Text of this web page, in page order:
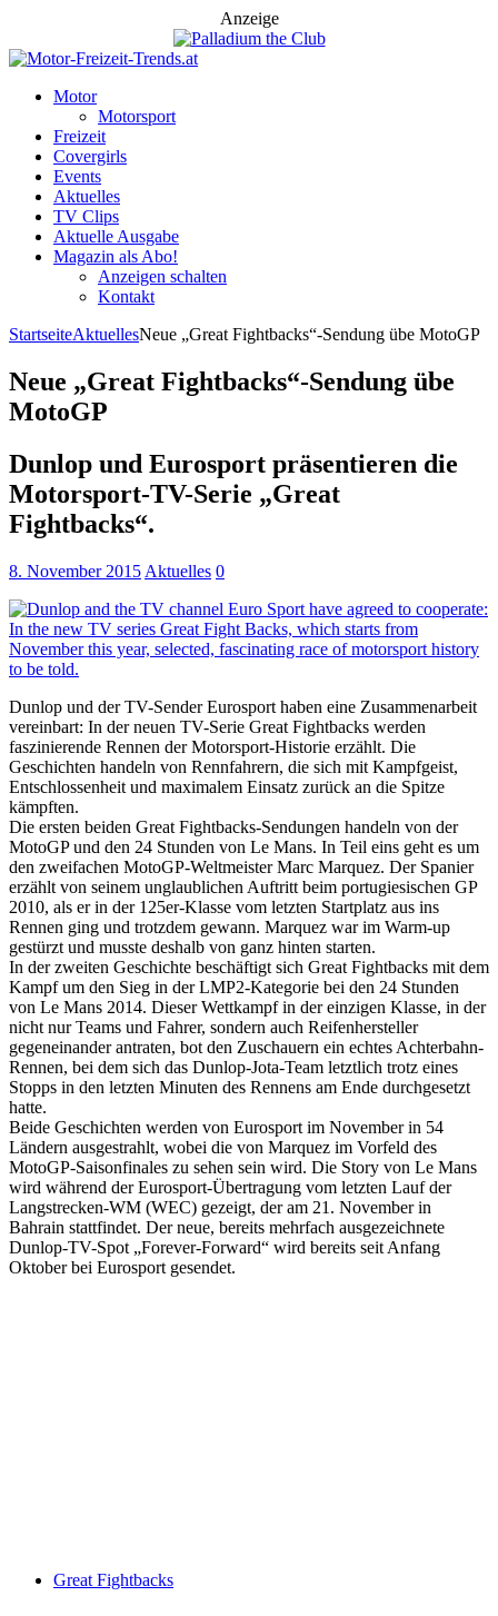
Anzeige
Motor
Motorsport
Freizeit
Covergirls
Events
Aktuelles
TV Clips
Aktuelle Ausgabe
Magazin als Abo!
Anzeigen schalten
Kontakt
StartseiteAktuellesNeue „Great Fightbacks“-Sendung übe MotoGP
Neue „Great Fightbacks“-Sendung übe
MotoGP
Dunlop und Eurosport präsentieren die
Motorsport-TV-Serie „Great
Fightbacks“.
8. November 2015 Aktuelles 0
Dunlop und der TV-Sender Eurosport haben eine Zusammenarbeit
vereinbart: In der neuen TV-Serie Great Fightbacks werden
faszinierende Rennen der Motorsport-Historie erzählt. Die
Geschichten handeln von Rennfahrern, die sich mit Kampfgeist,
Entschlossenheit und maximalem Einsatz zurück an die Spitze
kämpften.
Die ersten beiden Great Fightbacks-Sendungen handeln von der
MotoGP und den 24 Stunden von Le Mans. In Teil eins geht es um
den zweifachen MotoGP-Weltmeister Marc Marquez. Der Spanier
erzählt von seinem unglaublichen Auftritt beim portugiesischen GP
2010, als er in der 125er-Klasse vom letzten Startplatz aus ins
Rennen ging und trotzdem gewann. Marquez war im Warm-up
gestürzt und musste deshalb von ganz hinten starten.
In der zweiten Geschichte beschäftigt sich Great Fightbacks mit dem
Kampf um den Sieg in der LMP2-Kategorie bei den 24 Stunden
von Le Mans 2014. Dieser Wettkampf in der einzigen Klasse, in der
nicht nur Teams und Fahrer, sondern auch Reifenhersteller
gegeneinander antraten, bot den Zuschauern ein echtes Achterbahn-
Rennen, bei dem sich das Dunlop-Jota-Team letztlich trotz eines
Stopps in den letzten Minuten des Rennens am Ende durchgesetzt
hatte.
Beide Geschichten werden von Eurosport im November in 54
Ländern ausgestrahlt, wobei die von Marquez im Vorfeld des
MotoGP-Saisonfinales zu sehen sein wird. Die Story von Le Mans
wird während der Eurosport-Übertragung vom letzten Lauf der
Langstrecken-WM (WEC) gezeigt, der am 21. November in
Bahrain stattfindet. Der neue, bereits mehrfach ausgezeichnete
Dunlop-TV-Spot „Forever-Forward“ wird bereits seit Anfang
Oktober bei Eurosport gesendet.
Great Fightbacks